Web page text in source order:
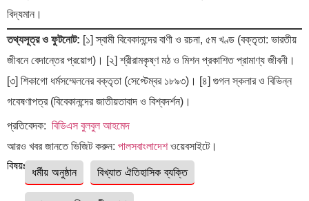
বিদ্যমান।
তথ্যসূত্র ও ফুটনোট: [১] স্বামী বিবেকানন্দের বাণী ও রচনা, ৫ম খণ্ড (বক্তৃতা: ভারতীয়
জীবনে বেদান্তের প্রয়োগ)। [২] শ্রীরামকৃষ্ণ মঠ ও মিশন প্রকাশিত প্রামাণ্য জীবনী।
[৩] শিকাগো ধর্মসম্মেলনের বক্তৃতা (সেপ্টেম্বর ১৮৯৩)। [৪] গুগল স্কলার ও বিভিন্ন
গবেষণাপত্র (বিবেকানন্দের জাতীয়তাবাদ ও বিশ্বদর্শন)।
প্রতিবেদক: বিডিএস বুলবুল আহমেদ
আরও খবর জানতে ভিজিট করুন: পালসবাংলাদেশওয়েবসাইটে।
বিষয়ঃ ধর্মীয় অনুষ্ঠান বিখ্যাত ঐতিহাসিক ব্যক্তি